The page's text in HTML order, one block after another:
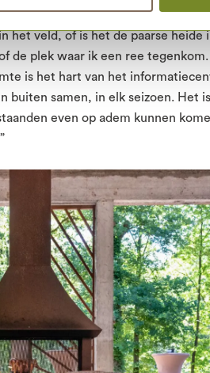
verandert steeds. Soms zijn
het veld, of is het de paarse heide
de plek waar ik een ree
is het hart van het
buiten samen, in elk seizoen. Het
even op adem kunnen